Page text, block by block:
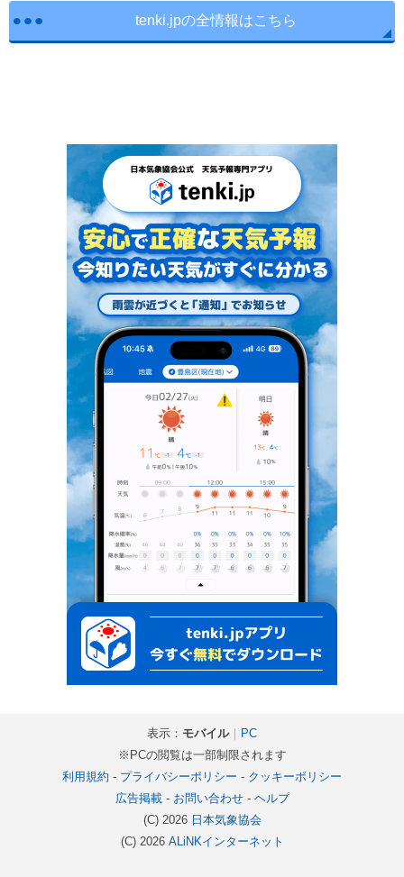
tenki.jpの全情報はこちら
表示： モバイル｜ PC
※PCの閲覧は一部制限されます
利用規約 - プライバシーポリシー - クッキーポリシー
広告掲載- お問い合わせ- ヘルプ
(C) 2026 日本気象協会
(C) 2026 ALiNKインターネット